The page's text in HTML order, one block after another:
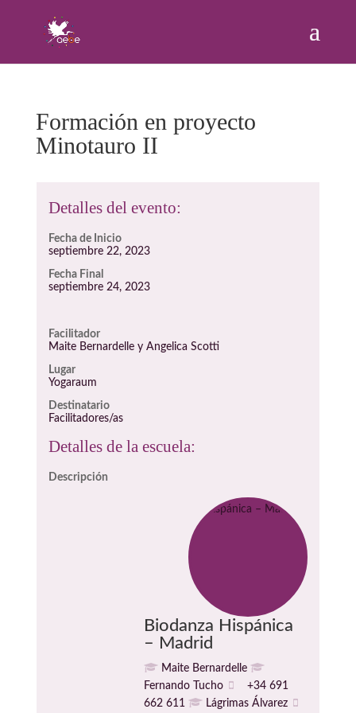
Formación en proyecto
Minotauro II
Detalles del evento:
Fecha de Inicio
septiembre 22, 2023
Fecha Final
septiembre 24, 2023
Facilitador
Maite Bernardelle y Angelica Scotti
Lugar
Yogaraum
Destinatario
Facilitadores/as
Detalles de la escuela:
Descripción
Biodanza Hispánica
– Madrid
Maite Bernardelle
Fernando Tucho
+34 691
662 611
Lágrimas Álvarez